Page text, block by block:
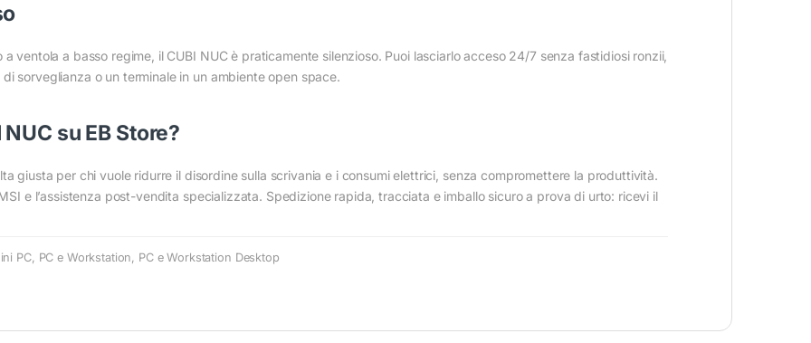
ventola a basso regime, il CUBI NUC è praticamente silenzioso. Puoi lasciarlo acceso 24/7 senza fastidiosi ronzii,
sorveglianza o un terminale in un ambiente open space.
su EB Store?
giusta per chi vuole ridurre il disordine sulla scrivania e i consumi elettrici, senza compromettere la produttività.
e l’assistenza post-vendita specializzata. Spedizione rapida, tracciata e imballo sicuro a prova di urto: ricevi il
PC, PC e Workstation, PC e Workstation Desktop